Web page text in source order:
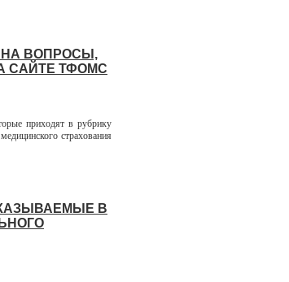
НА ВОПРОСЫ,
САЙТЕ ТФОМС
приходят в рубрику
страхования
В